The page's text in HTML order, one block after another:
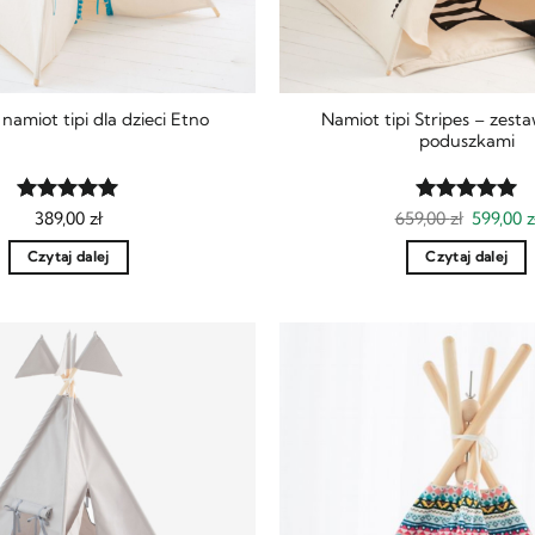
tipi dla dzieci Etno
Oceniony
5na 5.
389,00zł
Czytaj dalej
Namiot tipi Stripes –
poduszkami
Oceniony
5na 5.
659,00zł
cena
659,00
599,00
Czytaj dalej